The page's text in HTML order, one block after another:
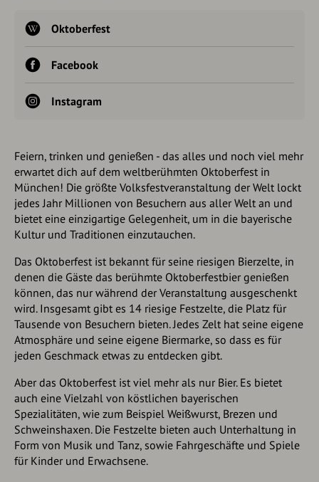
Oktoberfest
Facebook
Instagram
Feiern, trinken und genießen - das alles und noch viel mehr
erwartet dich auf dem weltberühmten Oktoberfest in
München! Die größte Volksfestveranstaltung der Welt lockt
jedes Jahr Millionen von Besuchern aus aller Welt an und
bietet eine einzigartige Gelegenheit, um in die bayerische
Kultur und Traditionen einzutauchen.
Das Oktoberfest ist bekannt für seine riesigen Bierzelte, in
denen die Gäste das berühmte Oktoberfestbier genießen
können, das nur während der Veranstaltung ausgeschenkt
wird. Insgesamt gibt es 14 riesige Festzelte, die Platz für
Tausende von Besuchern bieten. Jedes Zelt hat seine eigene
Atmosphäre und seine eigene Biermarke, so dass es für
jeden Geschmack etwas zu entdecken gibt.
Aber das Oktoberfest ist viel mehr als nur Bier. Es bietet
auch eine Vielzahl von köstlichen bayerischen
Spezialitäten, wie zum Beispiel Weißwurst, Brezen und
Schweinshaxen. Die Festzelte bieten auch Unterhaltung in
Form von Musik und Tanz, sowie Fahrgeschäfte und Spiele
für Kinder und Erwachsene.